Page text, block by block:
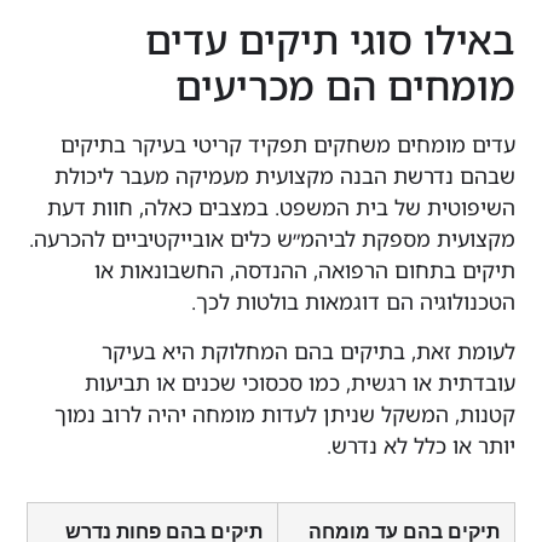
סוגי תיקים עדים
הם מכריעים
משחקים תפקיד קריטי בעיקר בתיקים
הבנה מקצועית מעמיקה מעבר ליכולת
של בית המשפט. במצבים כאלה, חוות דעת
מספקת לביהמ״ש כלים אובייקטיביים להכרעה.
הרפואה, ההנדסה, החשבונאות או
הם דוגמאות בולטות לכך.
בתיקים בהם המחלוקת היא בעיקר
או רגשית, כמו סכסוכי שכנים או תביעות
שניתן לעדות מומחה יהיה לרוב נמוך
כלל לא נדרש.
בהם עד מומחה
תיקים בהם פחות נדרש